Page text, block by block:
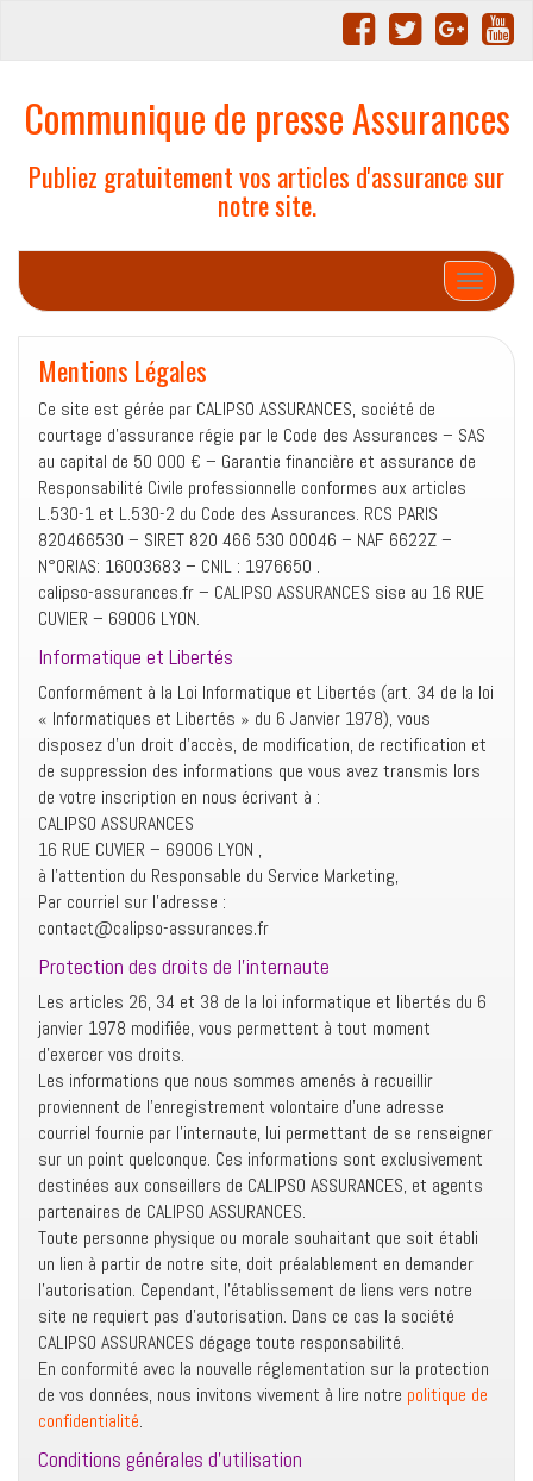
Communique de presse Assurances
Publiez gratuitement vos articles d'assurance sur
notre site.
Afficher/
Mentions Légales
Ce site est gérée par CALIPSO ASSURANCES, société de
courtage d’assurance régie par le Code des Assurances – SAS
au capital de 50 000 € – Garantie financière et assurance de
Responsabilité Civile professionnelle conformes aux articles
L.530-1 et L.530-2 du Code des Assurances. RCS PARIS
820466530 – SIRET 820 466 530 00046 – NAF 6622Z –
N°ORIAS: 16003683 – CNIL : 1976650 .
calipso-assurances.fr – CALIPSO ASSURANCES sise au 16 RUE
CUVIER – 69006 LYON.
Informatique et Libertés
Conformément à la Loi Informatique et Libertés (art. 34 de la loi
« Informatiques et Libertés » du 6 Janvier 1978), vous
disposez d’un droit d’accès, de modification, de rectification et
de suppression des informations que vous avez transmis lors
de votre inscription en nous écrivant à :
CALIPSO ASSURANCES
16 RUE CUVIER – 69006 LYON ,
à l’attention du Responsable du Service Marketing,
Par courriel sur l’adresse :
contact@calipso-assurances.fr
Protection des droits de l’internaute
Les articles 26, 34 et 38 de la loi informatique et libertés du 6
janvier 1978 modifiée, vous permettent à tout moment
d’exercer vos droits.
Les informations que nous sommes amenés à recueillir
proviennent de l’enregistrement volontaire d’une adresse
courriel fournie par l’internaute, lui permettant de se renseigner
sur un point quelconque. Ces informations sont exclusivement
destinées aux conseillers de CALIPSO ASSURANCES, et agents
partenaires de CALIPSO ASSURANCES.
Toute personne physique ou morale souhaitant que soit établi
un lien à partir de notre site, doit préalablement en demander
l’autorisation. Cependant, l’établissement de liens vers notre
site ne requiert pas d’autorisation. Dans ce cas la société
CALIPSO ASSURANCES dégage toute responsabilité.
En conformité avec la nouvelle réglementation sur la protection
de vos données, nous invitons vivement à lire notre politique de
confidentialité.
Conditions générales d’utilisation